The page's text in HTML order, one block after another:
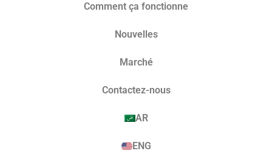
Comment ça fonctionne
Nouvelles
Marché​
Contactez-nous
AR
ENG